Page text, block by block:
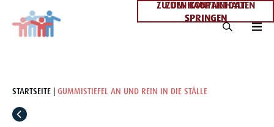
ZUM HAUPTINHALT
SPRINGEN
ZU DEN KONTAKTDATEN
SPRINGEN
STARTSEITE GUMMISTIEFEL AN UND REIN IN DIE STÄLLE